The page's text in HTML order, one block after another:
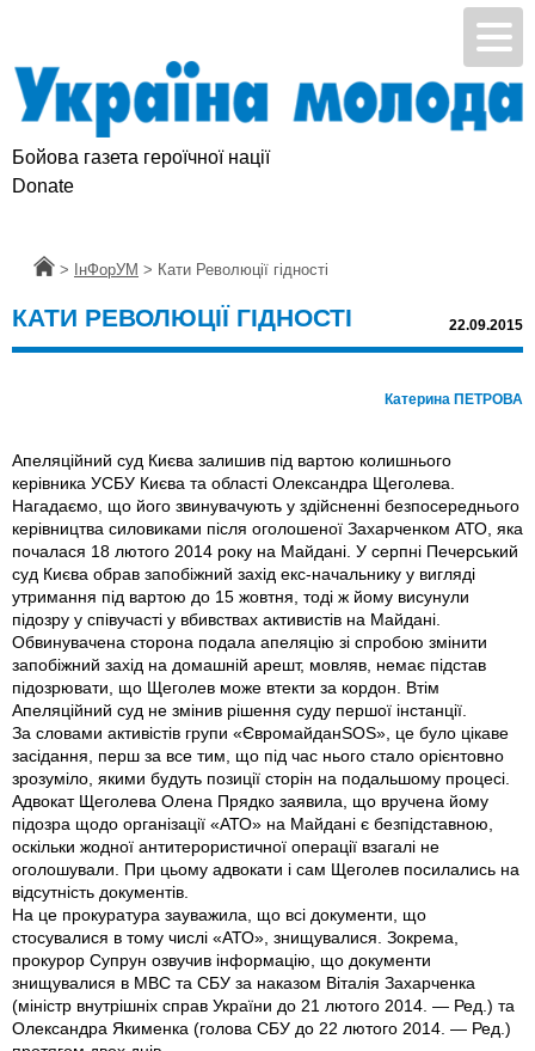
Бойова газета героїчної нації
Donate
Головна
> ІнФорУМ > Кати Революції гідності
КАТИ РЕВОЛЮЦІЇ ГІДНОСТІ 22.09.2015
Катерина ПЕТРОВА
Апеляційний суд Києва залишив під вартою колишнього
керівника УСБУ Києва та області Олександра Щеголева.
Нагадаємо, що його звинувачують у здійсненні безпосереднього
керівництва силовиками після оголошеної Захарченком АТО, яка
почалася 18 лютого 2014 року на Майдані. У серпні Печерський
суд Києва обрав запобіжний захід екс-начальнику у вигляді
утримання під вартою до 15 жовтня, тоді ж йому висунули
підозру у співучасті у вбивствах активистів на Майдані.
Обвинувачена сторона подала апеляцію зі спробою змінити
запобіжний захід на домашній арешт, мовляв, немає підстав
підозрювати, що Щеголев може втекти за кордон. Втім
Апеляційний суд не змінив рішення суду першої інстанції.
За словами активістів групи «ЄвромайданSOS», це було цікаве
засідання, перш за все тим, що під час нього стало орієнтовно
зрозуміло, якими будуть позиції сторін на подальшому процесі.
Адвокат Щеголева Олена Прядко заявила, що вручена йому
підозра щодо організації «АТО» на Майдані є безпідставною,
оскільки жодної антитерористичної операції взагалі не
оголошували. При цьому адвокати і сам Щеголев посилались на
відсутність документів.
На це прокуратура зауважила, що всі документи, що
стосувалися в тому числі «АТО», знищувалися. Зокрема,
прокурор Супрун озвучив інформацію, що документи
знищувалися в МВС та СБУ за наказом Віталія Захарченка
(міністр внутрішніх справ України до 21 лютого 2014. — Ред.) та
Олександра Якименка (голова СБУ до 22 лютого 2014. — Ред.)